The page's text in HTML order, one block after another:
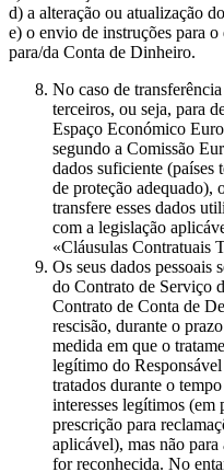
d) a alteração ou atualização
e) o envio de instruções para
para/da Conta de Dinheiro.
No caso de
terceiros, ou seja, para
Espaço Económico
segundo a Comissão
dados suficiente (países
de proteção adequado),
transfere esses dados
com a legislação
«Cláusulas Contratuais
Os seus dados pessoais
do Contrato de Serviço
Contrato de Conta de
rescisão, durante o
medida em que o
legítimo do
tratados durante o
interesses legítimos (em
prescrição para
aplicável), mas não
for reconhecida. No